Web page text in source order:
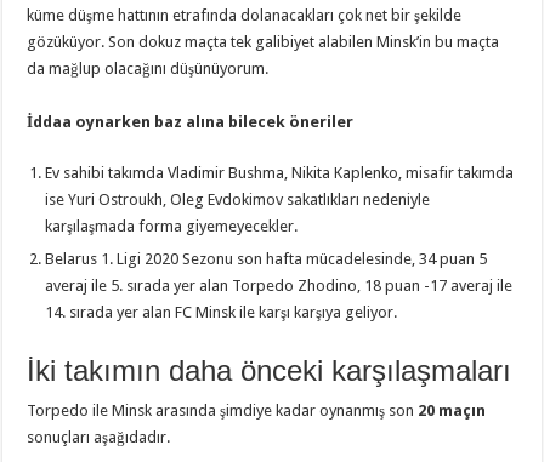
küme düşme hattının etrafında dolanacakları çok net bir şekilde
gözüküyor. Son dokuz maçta tek galibiyet alabilen Minsk’in bu maçta
da mağlup olacağını düşünüyorum.
İddaa oynarken baz alına bilecek öneriler
Ev sahibi takımda Vladimir Bushma, Nikita Kaplenko, misafir takımda
ise Yuri Ostroukh, Oleg Evdokimov sakatlıkları nedeniyle
karşılaşmada forma giyemeyecekler.
Belarus 1. Ligi 2020 Sezonu son hafta mücadelesinde, 34 puan 5
averaj ile 5. sırada yer alan Torpedo Zhodino, 18 puan -17 averaj ile
14. sırada yer alan FC Minsk ile karşı karşıya geliyor.
İki takımın daha önceki karşılaşmaları
Torpedo ile Minsk arasında şimdiye kadar oynanmış son 20 maçın
sonuçları aşağıdadır.